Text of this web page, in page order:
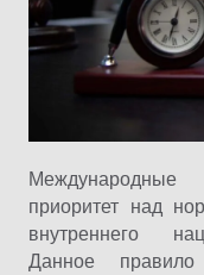
приоритет над
внутреннего
Данное правило